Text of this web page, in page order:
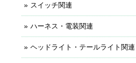
スイッチ関連
ハーネス・電装関連
ヘッドライト・テールライト関連